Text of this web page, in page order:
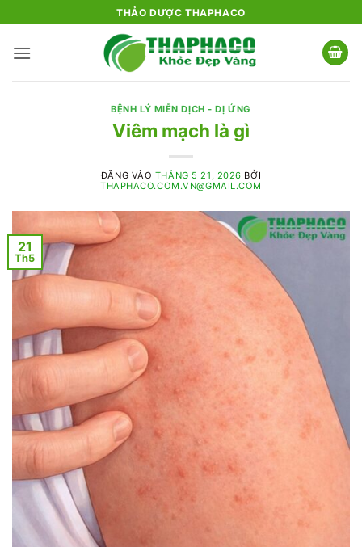
qua
nội
THẢO DƯỢC THAPHACO
BỆNH LÝ MIỄN DỊCH - DỊ ỨNG
Viêm mạch là gì
ĐĂNG VÀO THÁNG 5 21, 2026 BỞI
THAPHACO.COM.VN@GMAIL.COM
21
Th5